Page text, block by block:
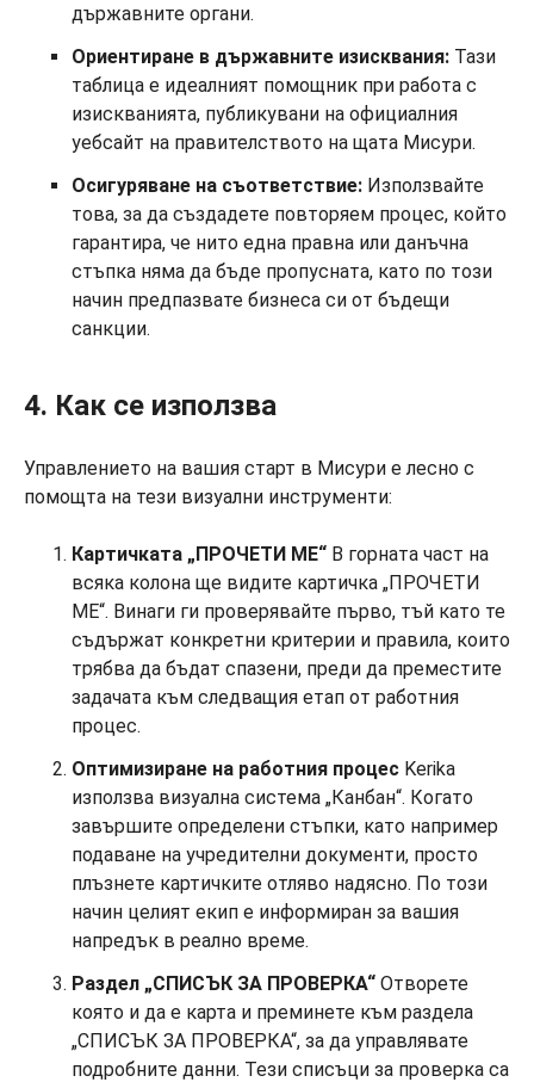
държавните органи.
Ориентиране в държавните изисквания: Тази
таблица е идеалният помощник при работа с
изискванията, публикувани на официалния
уебсайт на правителството на щата Мисури.
Осигуряване на съответствие: Използвайте
това, за да създадете повторяем процес, който
гарантира, че нито една правна или данъчна
стъпка няма да бъде пропусната, като по този
начин предпазвате бизнеса си от бъдещи
санкции.
4. Как се използва
Управлението на вашия старт в Мисури е лесно с
помощта на тези визуални инструменти:
Картичката „ПРОЧЕТИ МЕ“ В горната част на
всяка колона ще видите картичка „ПРОЧЕТИ
МЕ“. Винаги ги проверявайте първо, тъй като те
съдържат конкретни критерии и правила, които
трябва да бъдат спазени, преди да преместите
задачата към следващия етап от работния
процес.
Оптимизиране на работния процес Kerika
използва визуална система „Канбан“. Когато
завършите определени стъпки, като например
подаване на учредителни документи, просто
плъзнете картичките отляво надясно. По този
начин целият екип е информиран за вашия
напредък в реално време.
Раздел „СПИСЪК ЗА ПРОВЕРКА“ Отворете
която и да е карта и преминете към раздела
„СПИСЪК ЗА ПРОВЕРКА“, за да управлявате
подробните данни. Тези списъци за проверка са